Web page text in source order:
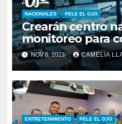
NACIONALES PELE EL OJO
Crearán centro
monitoreo para
inseguridad
NOV 6, 2023 CAMELIA
ENTRETENIMIENTO PELE EL OJO